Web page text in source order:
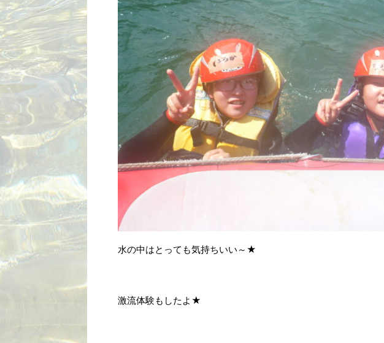
水の中はとっても気持ちいい～★
激流体験もしたよ★